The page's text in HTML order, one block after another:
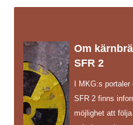
Om
SFR 2
I MKG:s
SFR 2 finns
möjlighet att